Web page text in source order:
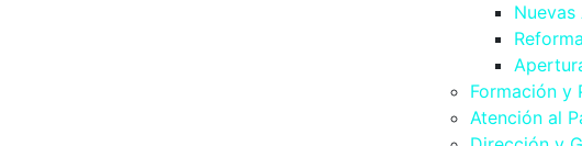
Formación y
Atención al